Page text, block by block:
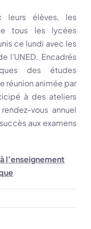
leurs élèves, les
tous les lycées
ce lundi avec les
l’UNED. Encadrés
des études
réunion animée par
à des ateliers
vous annuel
aux examens
l’enseignement